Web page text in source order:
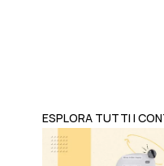
ESPLORA TUTTI I